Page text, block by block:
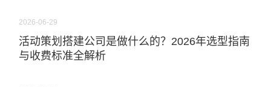
2026-06-29
活动策划搭建公司是做什么的？2026年选型指南
与收费标准全解析